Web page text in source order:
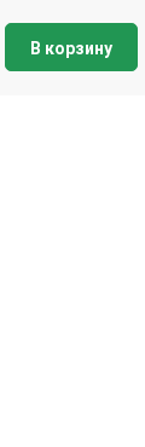
В корзину